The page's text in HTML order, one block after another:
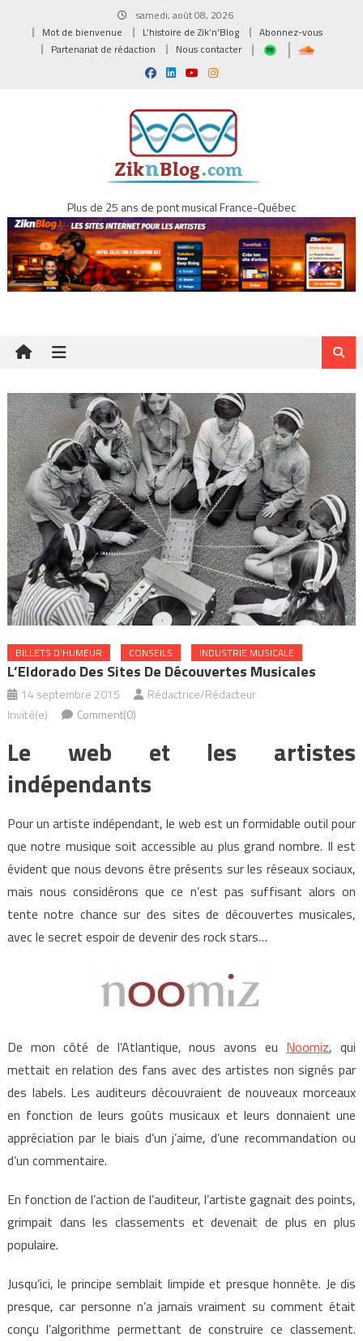
samedi, août 08, 2026
Mot de bienvenue
L’histoire de Zik’n’Blog
Abonnez-vous
Partenariat de rédaction
Nous contacter
Plus de 25 ans de pont musical France-Québec
BILLETS D'HUMEUR CONSEILS INDUSTRIE MUSICALE
L’Eldorado Des Sites De Découvertes Musicales
14 septembre 2015
Rédactrice/Rédacteur
Invité(e)
Comment(0)
Le web et les artistes
indépendants
Pour un artiste indépendant, le web est un formidable outil pour
que notre musique soit accessible au plus grand nombre. Il est
évident que nous devons être présents sur les réseaux sociaux,
mais nous considérons que ce n’est pas suffisant alors on
tente notre chance sur des sites de découvertes musicales,
avec le secret espoir de devenir des rock stars…
De mon côté de l’Atlantique, nous avons eu Noomiz, qui
mettait en relation des fans avec des artistes non signés par
des labels. Les auditeurs découvraient de nouveaux morceaux
en fonction de leurs goûts musicaux et leurs donnaient une
appréciation par le biais d’un j’aime, d’une recommandation ou
d’un commentaire.
En fonction de l’action de l’auditeur, l’artiste gagnait des points,
grimpait dans les classements et devenait de plus en plus
populaire.
Jusqu’ici, le principe semblait limpide et presque honnête. Je dis
presque, car personne n’a jamais vraiment su comment était
conçu l’algorithme permettant de construire ce classement.